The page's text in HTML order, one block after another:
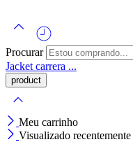
Procurar
Jacket carrera ...
Meu carrinho
Visualizado recentemente